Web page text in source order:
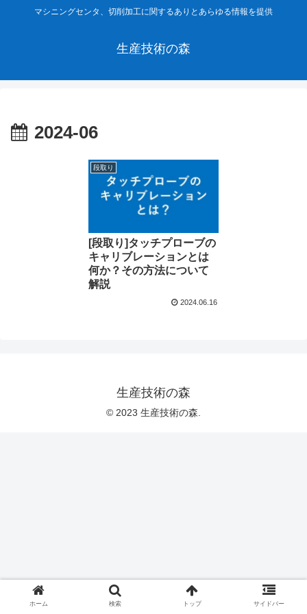
マシニングセンタ、切削加工に関するありとあらゆる情報を提供
生産技術の森
2024-06
段取り
[段取り]タッチプローブの
キャリブレーションとは
何か？その方法について
解説
2024.06.16
生産技術の森
© 2023 生産技術の森.
ホーム 検索 トップ サイドバー